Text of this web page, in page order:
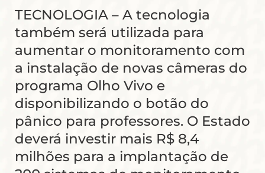
TECNOLOGIA – A tecnologia
também será utilizada para
aumentar o monitoramento com
a instalação de novas câmeras do
programa Olho Vivo e
disponibilizando o botão do
pânico para professores. O Estado
deverá investir mais R$ 8,4
milhões para a implantação de